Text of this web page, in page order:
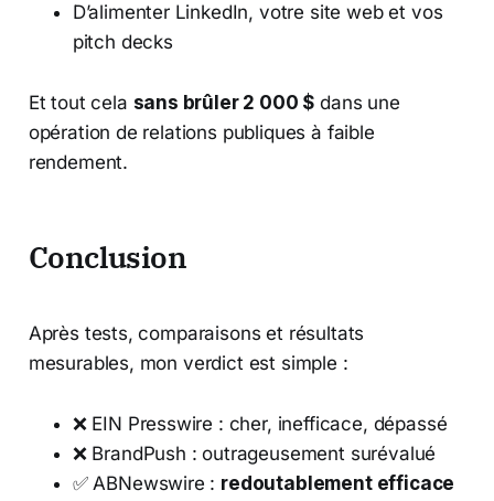
D’alimenter LinkedIn, votre site web et vos
pitch decks
Et tout cela sans brûler 2 000 $ dans une
opération de relations publiques à faible
rendement.
Conclusion
Après tests, comparaisons et résultats
mesurables, mon verdict est simple :
❌ EIN Presswire : cher, inefficace, dépassé
❌ BrandPush : outrageusement surévalué
✅ ABNewswire : redoutablement efficace